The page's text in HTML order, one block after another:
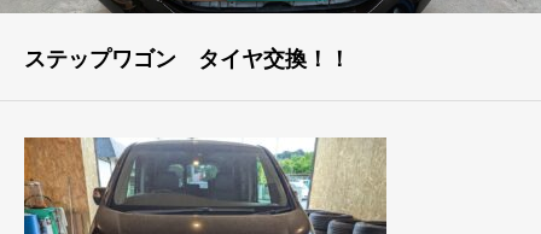
ステップワゴン タイヤ交換！！